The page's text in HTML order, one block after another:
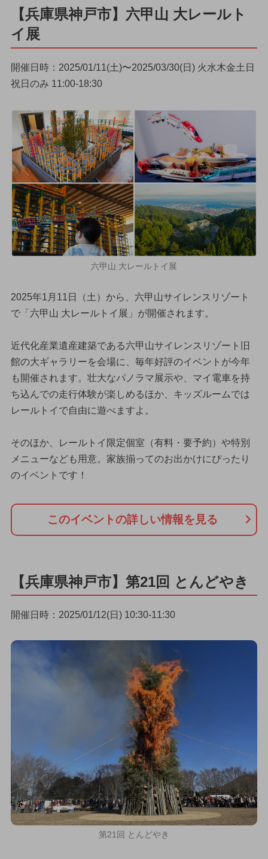
【兵庫県神戸市】六甲山 大レールト
イ展
開催日時：2025/01/11(土)〜2025/03/30(日) 火水木金土日
祝日のみ 11:00-18:30
六甲山 大レールトイ展
2025年1月11日（土）から、六甲山サイレンスリゾート
で「六甲山 大レールトイ展」が開催されます。
近代化産業遺産建築である六甲山サイレンスリゾート旧
館の大ギャラリーを会場に、毎年好評のイベントが今年
も開催されます。壮大なパノラマ展示や、マイ電車を持
ち込んでの走行体験が楽しめるほか、キッズルームでは
レールトイで自由に遊べますよ。
そのほか、レールトイ限定個室（有料・要予約）や特別
メニューなども用意。家族揃ってのお出かけにぴったり
のイベントです！
このイベントの詳しい情報を見る
【兵庫県神戸市】第21回 とんどやき
開催日時：2025/01/12(日) 10:30-11:30
第21回 とんどやき